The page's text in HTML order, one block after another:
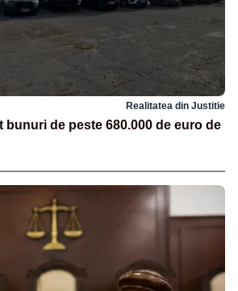
Realitatea din Justitie
bunuri de peste 680.000 de euro de